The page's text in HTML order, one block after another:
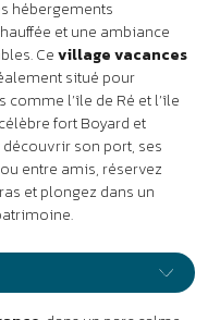
dans un parc calme
Fouras *** offre une
Atlantique. Tous les
à
de plain-pied.
53 m² :
avec coin
1 lit double (160 cm),